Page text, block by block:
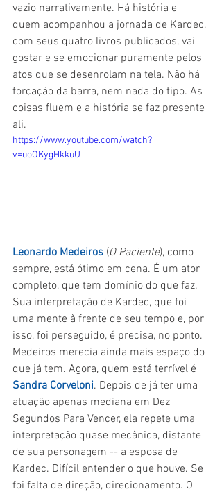
vazio narrativamente. Há história e
quem acompanhou a jornada de Kardec,
com seus quatro livros publicados, vai
gostar e se emocionar puramente pelos
atos que se desenrolam na tela. Não há
forçação da barra, nem nada do tipo. As
coisas fluem e a história se faz presente
ali.
https://www.youtube.com/watch?
v=uoOKygHkkuU
Leonardo Medeiros (O Paciente), como
sempre, está ótimo em cena. É um ator
completo, que tem domínio do que faz.
Sua interpretação de Kardec, que foi
uma mente à frente de seu tempo e, por
isso, foi perseguido, é precisa, no ponto.
Medeiros merecia ainda mais espaço do
que já tem. Agora, quem está terrível é
Sandra Corveloni. Depois de já ter uma
atuação apenas mediana em Dez
Segundos Para Vencer, ela repete uma
interpretação quase mecânica, distante
de sua personagem -- a esposa de
Kardec. Difícil entender o que houve. Se
foi falta de direção, direcionamento. O